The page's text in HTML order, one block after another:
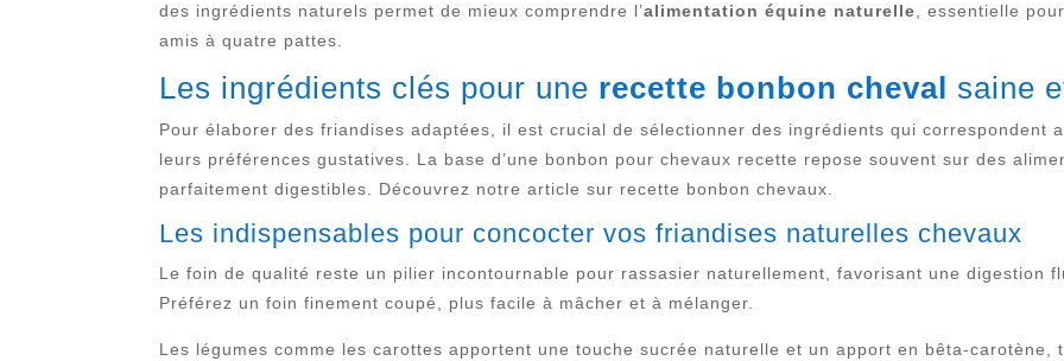
des ingrédients naturels permet de mieux comprendre l’alimentation équine naturelle , essentielle
amis à quatre pattes.
Les ingrédients clés pour une recette bonbon cheval saine
Pour élaborer des friandises adaptées, il est crucial de sélectionner des ingrédients qui correspondent
leurs préférences gustatives. La base d’une bonbon pour chevaux recette repose souvent sur des
parfaitement digestibles. Découvrez notre article sur recette bonbon chevaux.
Les indispensables pour concocter vos friandises naturelles chevaux
Le foin de qualité reste un pilier incontournable pour rassasier naturellement, favorisant une digestion
Préférez un foin finement coupé, plus facile à mâcher et à mélanger.
Les légumes comme les carottes apportent une touche sucrée naturelle et un apport en bêta-carotène,